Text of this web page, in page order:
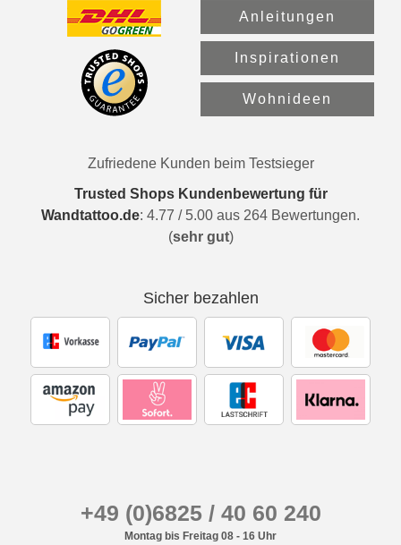
Anleitungen
Inspirationen
Wohnideen
Zufriedene Kunden beim Testsieger
Trusted Shops Kundenbewertung für
Wandtattoo.de: 4.77 / 5.00 aus 264 Bewertungen.
(sehr gut)
Sicher bezahlen
+49 (0)6825 / 40 60 240
Montag bis Freitag 08 - 16 Uhr